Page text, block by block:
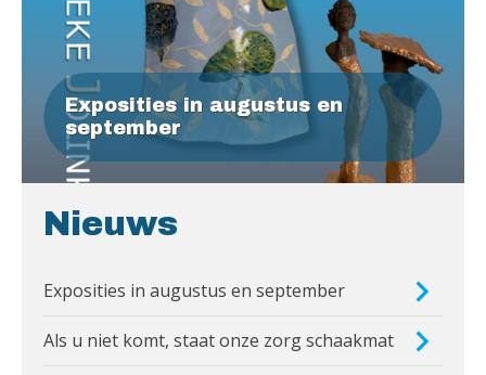
Exposities in augustus en
september
Nieuws
Exposities in augustus en september
Als u niet komt, staat onze zorg schaakmat